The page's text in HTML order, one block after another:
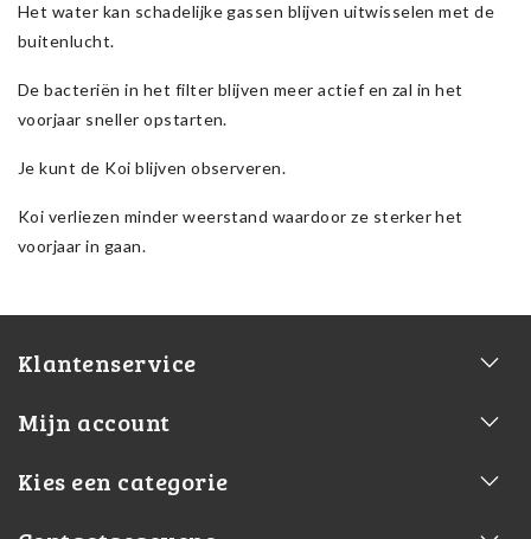
Het water kan schadelijke gassen blijven uitwisselen met de
buitenlucht.
De bacteriën in het filter blijven meer actief en zal in het
voorjaar sneller opstarten.
Je kunt de Koi blijven observeren.
Koi verliezen minder weerstand waardoor ze sterker het
voorjaar in gaan.
Klantenservice
Mijn account
Kies een categorie